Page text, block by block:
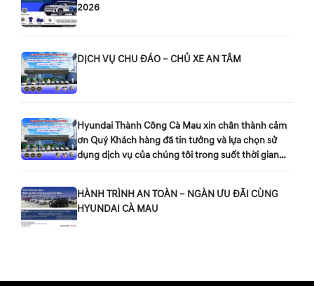
2026
DỊCH VỤ CHU ĐÁO – CHỦ XE AN TÂM
Hyundai Thành Công Cà Mau xin chân thành cảm
ơn Quý Khách hàng đã tin tưởng và lựa chọn sử
dụng dịch vụ của chúng tôi trong suốt thời gian
HÀNH TRÌNH AN TOÀN – NGÀN ƯU ĐÃI CÙNG
HYUNDAI CÀ MAU